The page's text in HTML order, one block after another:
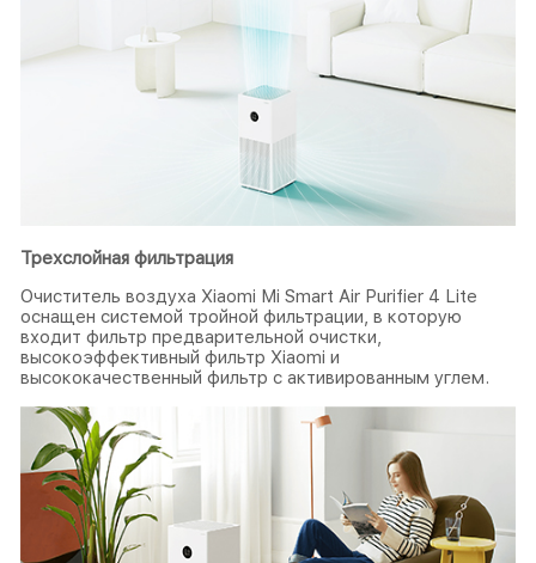
Трехслойная фильтрация
Очиститель воздуха Xiaomi Mi Smart Air Purifier 4 Lite
оснащен системой тройной фильтрации, в которую
входит фильтр предварительной очистки,
высокоэффективный фильтр Xiaomi и
высококачественный фильтр с активированным углем.